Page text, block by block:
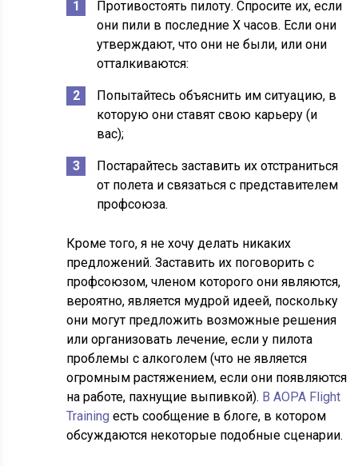
Противостоять пилоту. Спросите их, если
они пили в последние X часов. Если они
утверждают, что они не были, или они
отталкиваются:
Попытайтесь объяснить им ситуацию, в
которую они ставят свою карьеру (и
вас);
Постарайтесь заставить их отстраниться
от полета и связаться с представителем
профсоюза.
Кроме того, я не хочу делать никаких
предложений. Заставить их поговорить с
профсоюзом, членом которого они являются,
вероятно, является мудрой идеей, поскольку
они могут предложить возможные решения
или организовать лечение, если у пилота
проблемы с алкоголем (что не является
огромным растяжением, если они появляются
на работе, пахнущие выпивкой). В AOPA Flight
Trainingесть сообщение в блоге, в котором
обсуждаются некоторые подобные сценарии.